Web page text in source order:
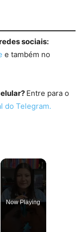
sociais:
e também no
Entre para o
do Telegram.
Now Playing